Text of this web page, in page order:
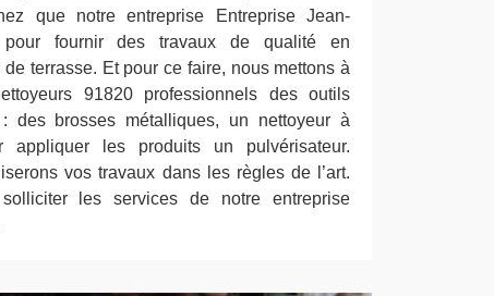
que notre entreprise Entreprise Jean-
pour fournir des travaux de qualité en
terrasse. Et pour ce faire, nous mettons à
91820 professionnels des outils
des brosses métalliques, un nettoyeur à
appliquer les produits un pulvérisateur.
vos travaux dans les règles de l’art.
les services de notre entreprise